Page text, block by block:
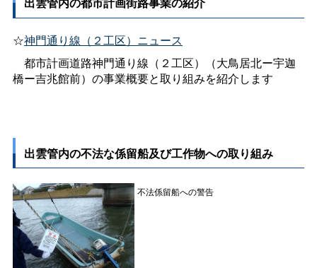
☆神門通り線（２工区）ニュース
都市計画道路神門通り線（２工区）（大鳥居北ー宇迦
橋ー吉兆館前）の事業概要と取り組みを紹介します
出雲管内の不法な係留船及び工作物への取り組み
不法係留船への警告